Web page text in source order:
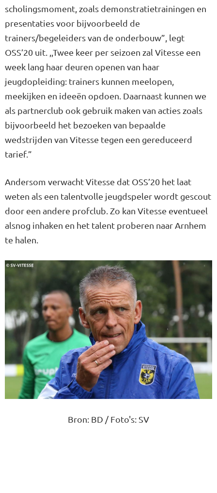
scholingsmoment, zoals demonstratietrainingen en
presentaties voor bijvoorbeeld de
trainers/begeleiders van de onderbouw”, legt
OSS’20 uit. ,,Twee keer per seizoen zal Vitesse een
week lang haar deuren openen van haar
jeugdopleiding: trainers kunnen meelopen,
meekijken en ideeën opdoen. Daarnaast kunnen we
als partnerclub ook gebruik maken van acties zoals
bijvoorbeeld het bezoeken van bepaalde
wedstrijden van Vitesse tegen een gereduceerd
tarief.”
Andersom verwacht Vitesse dat OSS’20 het laat
weten als een talentvolle jeugdspeler wordt gescout
door een andere profclub. Zo kan Vitesse eventueel
alsnog inhaken en het talent proberen naar Arnhem
te halen.
Bron: BD / Foto's: SV